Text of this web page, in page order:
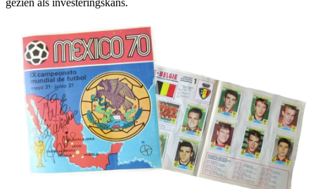
gezien als investeringskans.